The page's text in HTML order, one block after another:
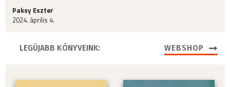
Paksy Eszter
2024. április 4.
LEGÚJABB KÖNYVEINK: WEBSHOP